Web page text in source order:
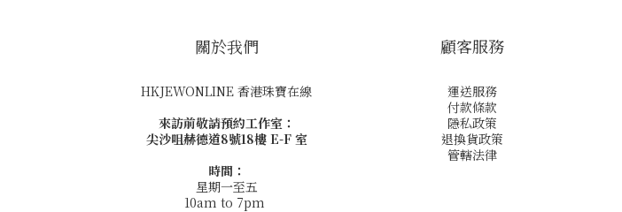
關於我們
HKJEWONLINE 香港珠寶在線
來訪前敬請預約工作室：
尖沙咀赫德道8號18樓 E-F 室
時間：
星期一至五
10am to 7pm
顧客服務
運送服務
付款條款
隱私政策
退換貨政策
管轄法律